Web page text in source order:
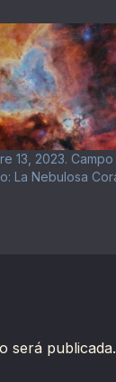
13, 2023. Campo
La Nebulosa
será publicada.